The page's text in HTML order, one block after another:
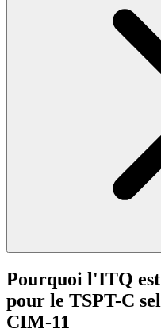
Pourquoi l'ITQ
pour le TSPT-C
CIM-11